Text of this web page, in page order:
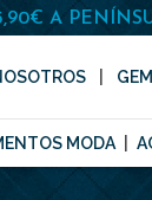
A
MODA